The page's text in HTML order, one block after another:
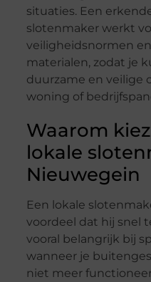
situaties. Een
slotenmaker werkt
veiligheidsnormen
materialen, zodat je
duurzame en veilige
woning of
Waarom
lokale
Nieuwegein
Een lokale
voordeel dat hij snel
vooral belangrijk bij
wanneer je
niet meer